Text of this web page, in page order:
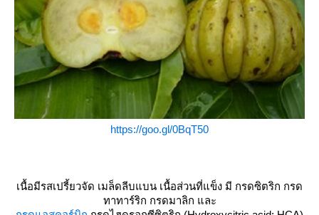
https://goo.gl/0BqT50
เนื้อมีรสเปรี้ยวจัด เมล็ดลีบแบน เนื้อส่วนที่แข็ง มี กรดซิตริก กรด
ทาทาร์ริก กรดมาลิก และ